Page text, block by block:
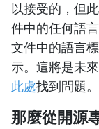
以接受的，但
件中的任何語
文件中的語言
示。這將是未
此處找到問題。
那麼從開源